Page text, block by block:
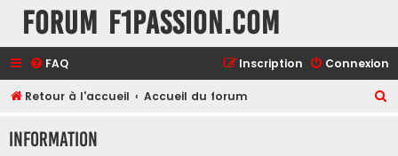
Forum F1Passion.com
FAQ Connexion
Inscription
Retour à l'accueil Accueil du forum
Information